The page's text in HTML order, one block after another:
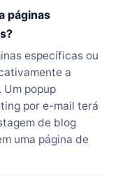
páginas
específicas ou
a
Um popup
por e-mail terá
de blog
uma página de